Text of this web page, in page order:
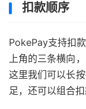
扣款顺序
PokePay支持扣
上角的三条横向
这里我们可以长
足，还可以组合扣